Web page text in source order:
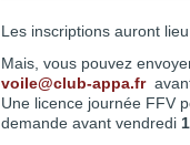
Les inscriptions auront
Mais, vous pouvez
voile@club-appa.fr
Une licence journée FFV
demande avant vendredi